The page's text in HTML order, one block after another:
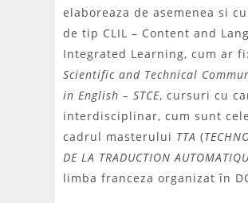
elaboreaza de asemenea si
de tip CLIL – Content and
Integrated Learning, cum ar fi:
Scientific and Technical
in English – STCE, cursuri cu
interdisciplinar, cum sunt
cadrul masterului TTA (
DE LA TRADUCTION
limba franceza organizat în